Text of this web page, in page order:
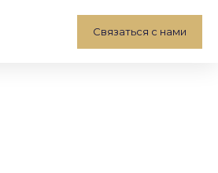
Связаться с нами